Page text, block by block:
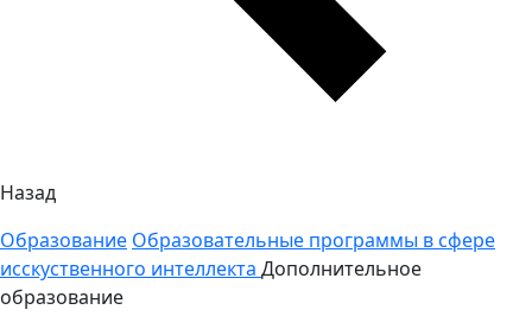
Назад
Образование Образовательные программы в сфере
исскуственного интеллекта Дополнительное
образование